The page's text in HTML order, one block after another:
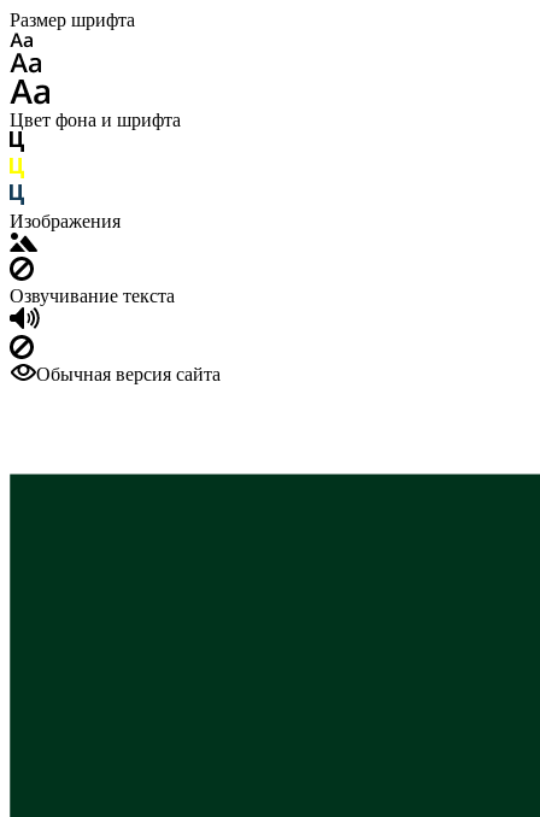
Размер шрифта
Цвет фона и шрифта
Изображения
Озвучивание текста
Обычная версия сайта